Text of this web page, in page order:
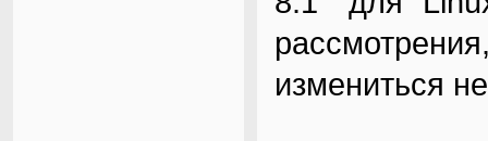
измениться